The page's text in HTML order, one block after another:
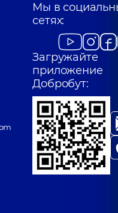
Мы в
сетях:
Загружайте
приложение
Добробут: